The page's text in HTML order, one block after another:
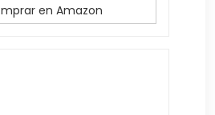
en Amazon